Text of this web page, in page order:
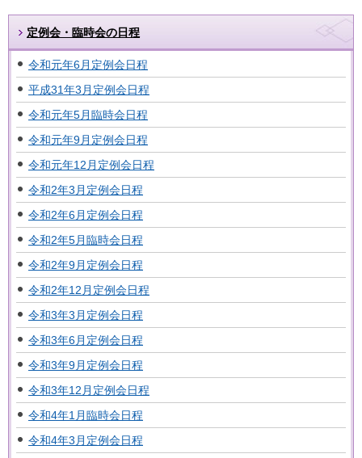
定例会・臨時会の日程
令和元年6月定例会日程
平成31年3月定例会日程
令和元年5月臨時会日程
令和元年9月定例会日程
令和元年12月定例会日程
令和2年3月定例会日程
令和2年6月定例会日程
令和2年5月臨時会日程
令和2年9月定例会日程
令和2年12月定例会日程
令和3年3月定例会日程
令和3年6月定例会日程
令和3年9月定例会日程
令和3年12月定例会日程
令和4年1月臨時会日程
令和4年3月定例会日程